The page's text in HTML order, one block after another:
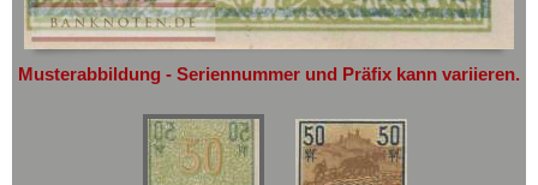
Weitere Informationen zum Ankauf
finden Siehier.
Elberfeld
Elgersburg
Elmshorn
Emmendingen
Afrika
Amerika
Australien & Ozeanien
Musterabbildung - Seriennummer und Präfix kann variieren.